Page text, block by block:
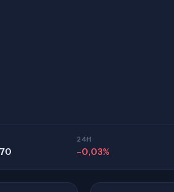
24H
-0,03%